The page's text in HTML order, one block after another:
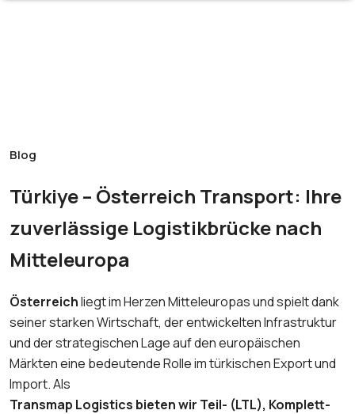
Blog
Türkiye – Österreich Transport: Ihre
zuverlässige Logistikbrücke nach
Mitteleuropa
Österreichliegt im Herzen Mitteleuropas und spielt dank
seiner starken Wirtschaft, der entwickelten Infrastruktur
und der strategischen Lage auf den europäischen
Märkten eine bedeutende Rolle im türkischen Export und
Import. Als
Transmap Logistics bieten wir Teil- (LTL), Komplett-